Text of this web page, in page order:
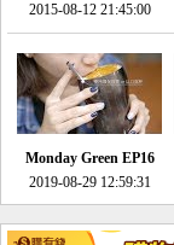
promo-我想開間咖啡
館(謝佳凌)
2015-08-12 21:45:00
Monday Green EP16
超意外~環保原來可以
邊玩邊做！
2019-08-29 12:59:31